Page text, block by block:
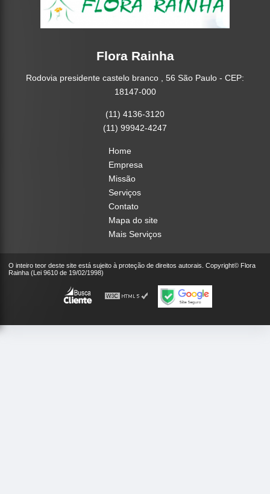
Flora Rainha
Rodovia presidente castelo branco , 56 São Paulo - CEP:
18147-000
(11) 4136-3120
(11) 99942-4247
Home
Empresa
Missão
Serviços
Contato
Mapa do site
Mais Serviços
O inteiro teor deste site está sujeito à proteção de direitos autorais. Copyright© Flora
Rainha (Lei 9610 de 19/02/1998)